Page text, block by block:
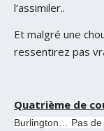
l’assimiler..
Et malgré une
ressentirez pas
Quatrième de
Burlington… Pas de